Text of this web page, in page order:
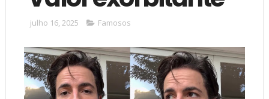
julho 16, 2025 Famosos